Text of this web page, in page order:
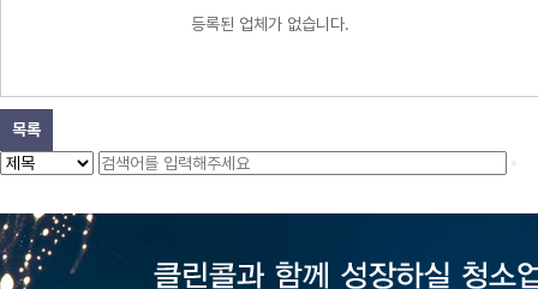
등록된 업체가 없습니다.
목록